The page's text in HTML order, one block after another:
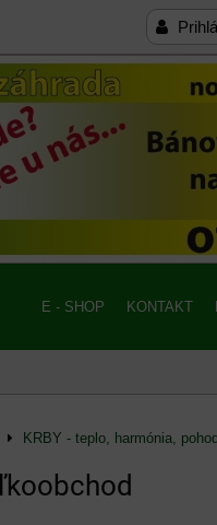
E - SHOP KONTAKT
KRBY - teplo, harmónia,